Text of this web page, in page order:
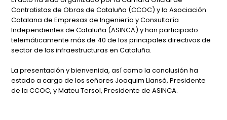
Contratistas de Obras de Cataluña (CCOC) y la Asociación
Catalana de Empresas de Ingeniería y Consultoría
Independientes de Cataluña (ASINCA) y han participado
telemáticamente más de 40 de los principales directivos de
sector de las infraestructuras en Cataluña.
La presentación y bienvenida, así como la conclusión ha
estado a cargo de los señores Joaquim Llansó, Presidente
de la CCOC, y Mateu Tersol, Presidente de ASINCA.